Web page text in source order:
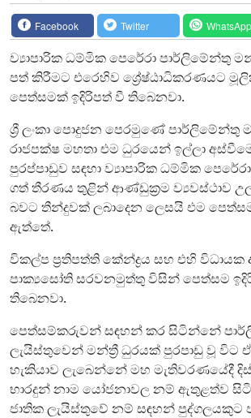
Facebook Twitter WhatsApp
ව්‍යාපාරික ධම්මික පෙරේරා පාර්ලිමේන්තු
පත් කිරීමට එරෙහිව ශ්‍රේෂ්ඨාධිකරණයට
පෙත්සමක් ඉදිරිපත් වී තිබෙනවා.
ශ්‍රී ලංකා පොදුජන පෙරමුණේ පාර්ලිමේන්තු
රාජපක්ෂ මහතා එම ධුරයෙන් ඉල්ලා
පුරප්පාඩුව සඳහා ව්‍යාපාරික ධම්මික
ගත් තීරණය තුළින් ආණ්ඩුක්‍රම ව්‍යවස්ථාව
බවට තීන්දුවක් ලබාදෙන ලෙසයි එම
ඇත්තේ.
විකල්ප ප්‍රතිපත්ති කේන්ද්‍රය සහ එහි විධායක
පාක්‍යසෝති සරවනමුත්තු විසින් පෙත්සම
තිබෙනවා.
පෙත්සම්කරුවන් සඳහන් කර සිටින්නේ
ලැයිස්තුවෙන් මන්ත්‍රී ධුරයක් පුරපාඩු වූ විට
හැකියාව ලැබෙන්නේ මහ මැතිවරණයේදී
භාරදුන් නාම යෝජනාවල නම් ඇතුළත්ව
ජාතික ලැයිස්තුවේ නම් සඳහන්